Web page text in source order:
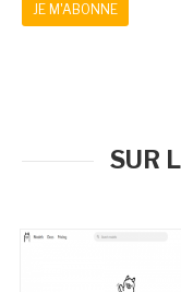
JE M'ABONNE
SUR